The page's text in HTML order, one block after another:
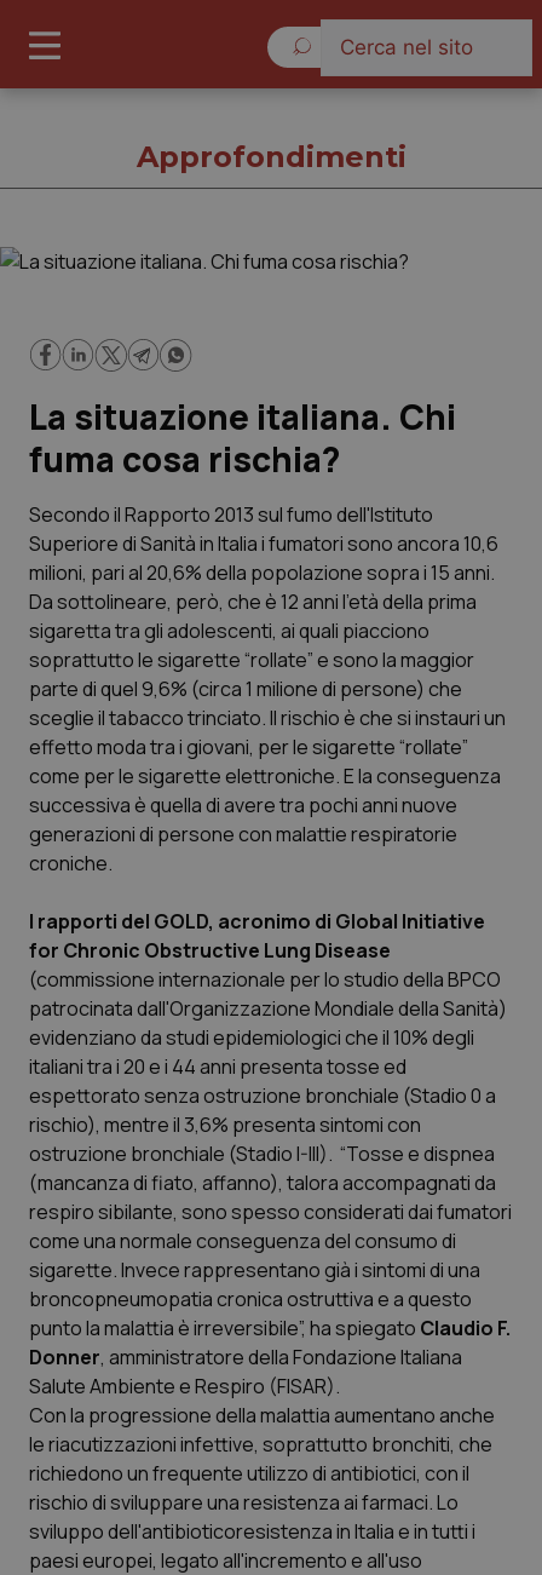
Cronache
Governo e Parlamento
Regioni e Asl
Lavoro e Professioni
Scienza e Farmaci
Studi e Analisi
Lettere al direttore
Edizioni Regionali
QS Pro
Professionisti Sanitari.AI
Abruzzo
Basilicata
Calabria
Campania
Emilia-Romagna
Friuli Venezia Giulia
Lazio
Liguria
Lombardia
Marche
QS Pro Gold
Artrite & artrosi
Asma & BPCO
Car-T
Colesterolo & coronaropatie
Dermatite Atopica
Diabete & glucometri
Disturbi dell’umore
Dolore
Donna & Salute
QS Club Newsletter
Approfondimenti
La situazione italiana. Chi
fuma cosa rischia?
Secondo il Rapporto 2013 sul fumo dell'Istituto
Superiore di Sanità in Italia i fumatori sono ancora 10,6
milioni, pari al 20,6% della popolazione sopra i 15 anni.
Da sottolineare, però, che è 12 anni l’età della prima
sigaretta tra gli adolescenti, ai quali piacciono
soprattutto le sigarette “rollate” e sono la maggior
parte di quel 9,6% (circa 1 milione di persone) che
sceglie il tabacco trinciato. Il rischio è che si instauri un
effetto moda tra i giovani, per le sigarette “rollate”
come per le sigarette elettroniche. E la conseguenza
successiva è quella di avere tra pochi anni nuove
generazioni di persone con malattie respiratorie
croniche.
I rapporti del GOLD, acronimo di Global Initiative
for Chronic Obstructive Lung Disease
(commissione internazionale per lo studio della BPCO
patrocinata dall'Organizzazione Mondiale della Sanità)
evidenziano da studi epidemiologici che il 10% degli
italiani tra i 20 e i 44 anni presenta tosse ed
espettorato senza ostruzione bronchiale (Stadio 0 a
rischio), mentre il 3,6% presenta sintomi con
ostruzione bronchiale (Stadio I-III). “Tosse e dispnea
(mancanza di fiato, affanno), talora accompagnati da
respiro sibilante, sono spesso considerati dai fumatori
come una normale conseguenza del consumo di
sigarette. Invece rappresentano già i sintomi di una
broncopneumopatia cronica ostruttiva e a questo
punto la malattia è irreversibile”, ha spiegato Claudio F.
Donner, amministratore della Fondazione Italiana
Salute Ambiente e Respiro (FISAR).
Con la progressione della malattia aumentano anche
le riacutizzazioni infettive, soprattutto bronchiti, che
richiedono un frequente utilizzo di antibiotici, con il
rischio di sviluppare una resistenza ai farmaci. Lo
sviluppo dell'antibioticoresistenza in Italia e in tutti i
paesi europei, legato all'incremento e all'uso